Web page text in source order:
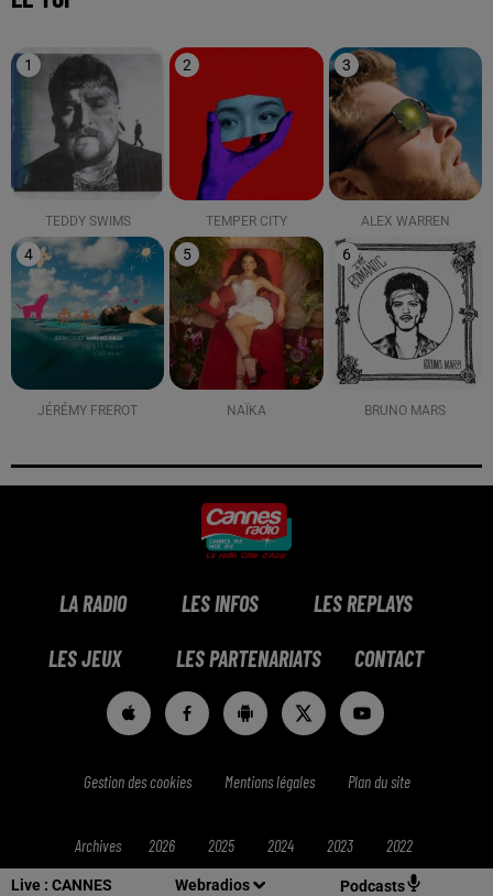
Live : CANNES Webradios Podcasts
1
TEDDY SWIMS
2
TEMPER CITY
3
ALEX WARREN
4
JÉRÉMY FREROT
5
NAÏKA
6
BRUNO MARS
LA RADIO LES INFOS LES REPLAYS
LES JEUX LES PARTENARIATS CONTACT
Gestion des cookies Mentions légales Plan du site
Archives 2026 2025 2024 2023 2022